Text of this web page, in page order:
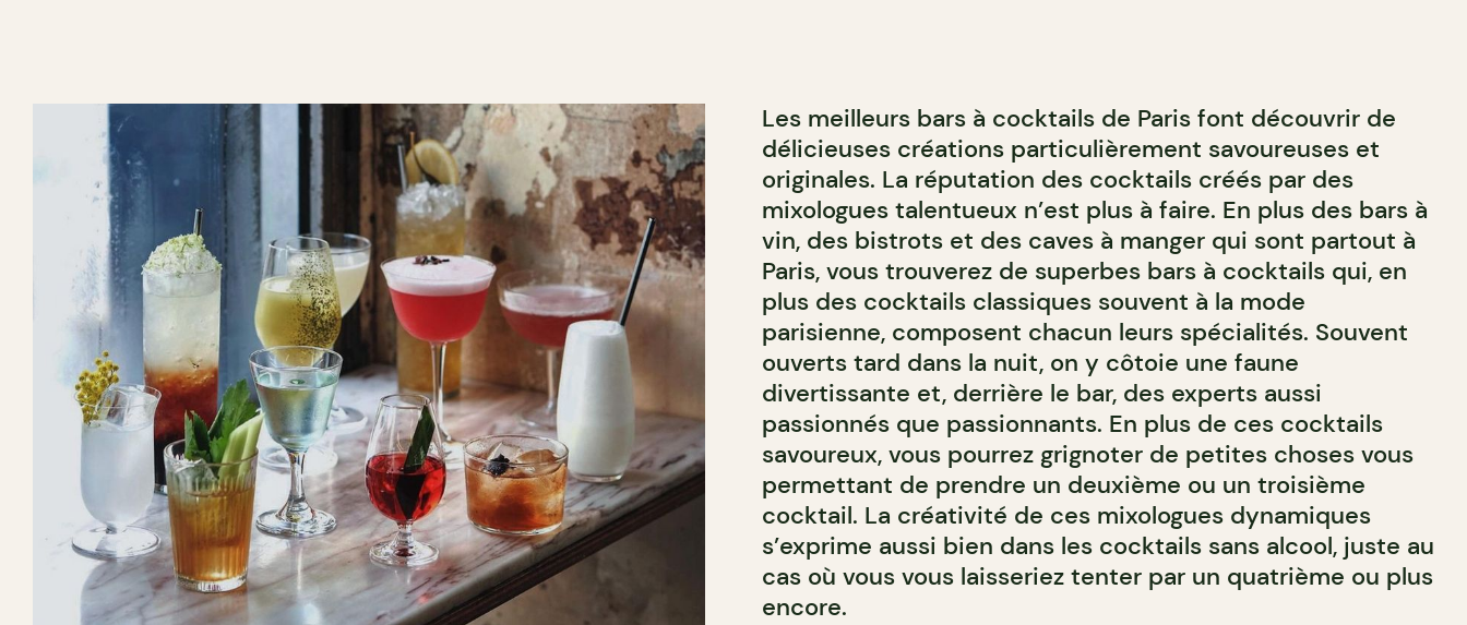
Les meilleurs bars à cocktails de Paris font découvrir de
délicieuses créations particulièrement savoureuses et
originales. La réputation des cocktails créés par des
mixologues talentueux n’est plus à faire. En plus des bars à
vin, des bistrots et des caves à manger qui sont partout à
Paris, vous trouverez de superbes bars à cocktails qui, en
plus des cocktails classiques souvent à la mode
parisienne, composent chacun leurs spécialités. Souvent
ouverts tard dans la nuit, on y côtoie une faune
divertissante et, derrière le bar, des experts aussi
passionnés que passionnants. En plus de ces cocktails
savoureux, vous pourrez grignoter de petites choses vous
permettant de prendre un deuxième ou un troisième
cocktail. La créativité de ces mixologues dynamiques
s’exprime aussi bien dans les cocktails sans alcool, juste au
cas où vous vous laisseriez tenter par un quatrième ou plus
encore.